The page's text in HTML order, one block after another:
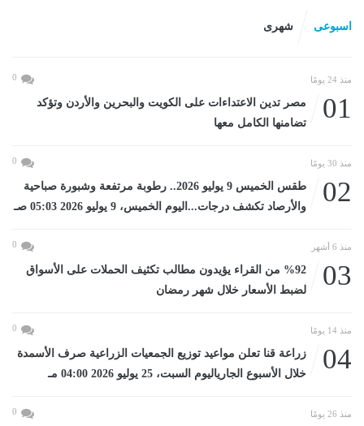
اسبوعى شهرى
منذ 24 يومًا 0
01
مصر تدين الاعتداءات على الكويت والبحرين والأردن وتؤكد
تضامنها الكامل معها
منذ 30 يومًا 0
02
طقس الخميس 9 يوليو 2026.. رطوبة مرتفعة وشبورة صباحية
والأرصاد تكشف درجات...اليوم الخميس، 9 يوليو 2026 05:03 صـ
منذ 6 أشهر 0
03
%92 من القراء يؤيدون مطالب تكثيف الحملات على الأسواق
لضبط الأسعار خلال شهر رمضان
منذ 14 يومًا 0
04
زراعة قنا تعلن مواعيد توزيع الجمعيات الزراعية صرف الأسمدة
خلال الأسبوع الجارياليوم السبت، 25 يوليو 2026 04:00 مـ
منذ 26 يومًا 0